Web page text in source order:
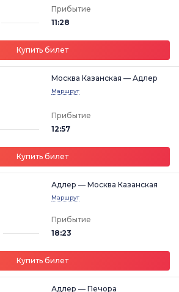
Прибытие
11:28
Купить билет
Москва Казанская — Адлер
Маршрут
Прибытие
12:57
Купить билет
Адлер — Москва Казанская
Маршрут
Прибытие
18:23
Купить билет
Адлер — Печора